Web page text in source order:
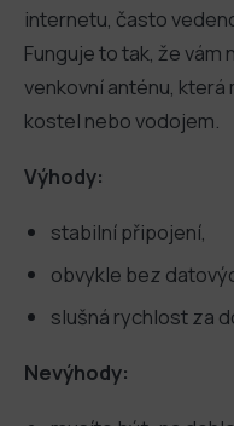
internetu, často
Funguje to tak, že vám
venkovní anténu,
kostel nebo vodojem.
Výhody:
stabilní připojení,
obvykle bez
slušná rychlost za
Nevýhody: